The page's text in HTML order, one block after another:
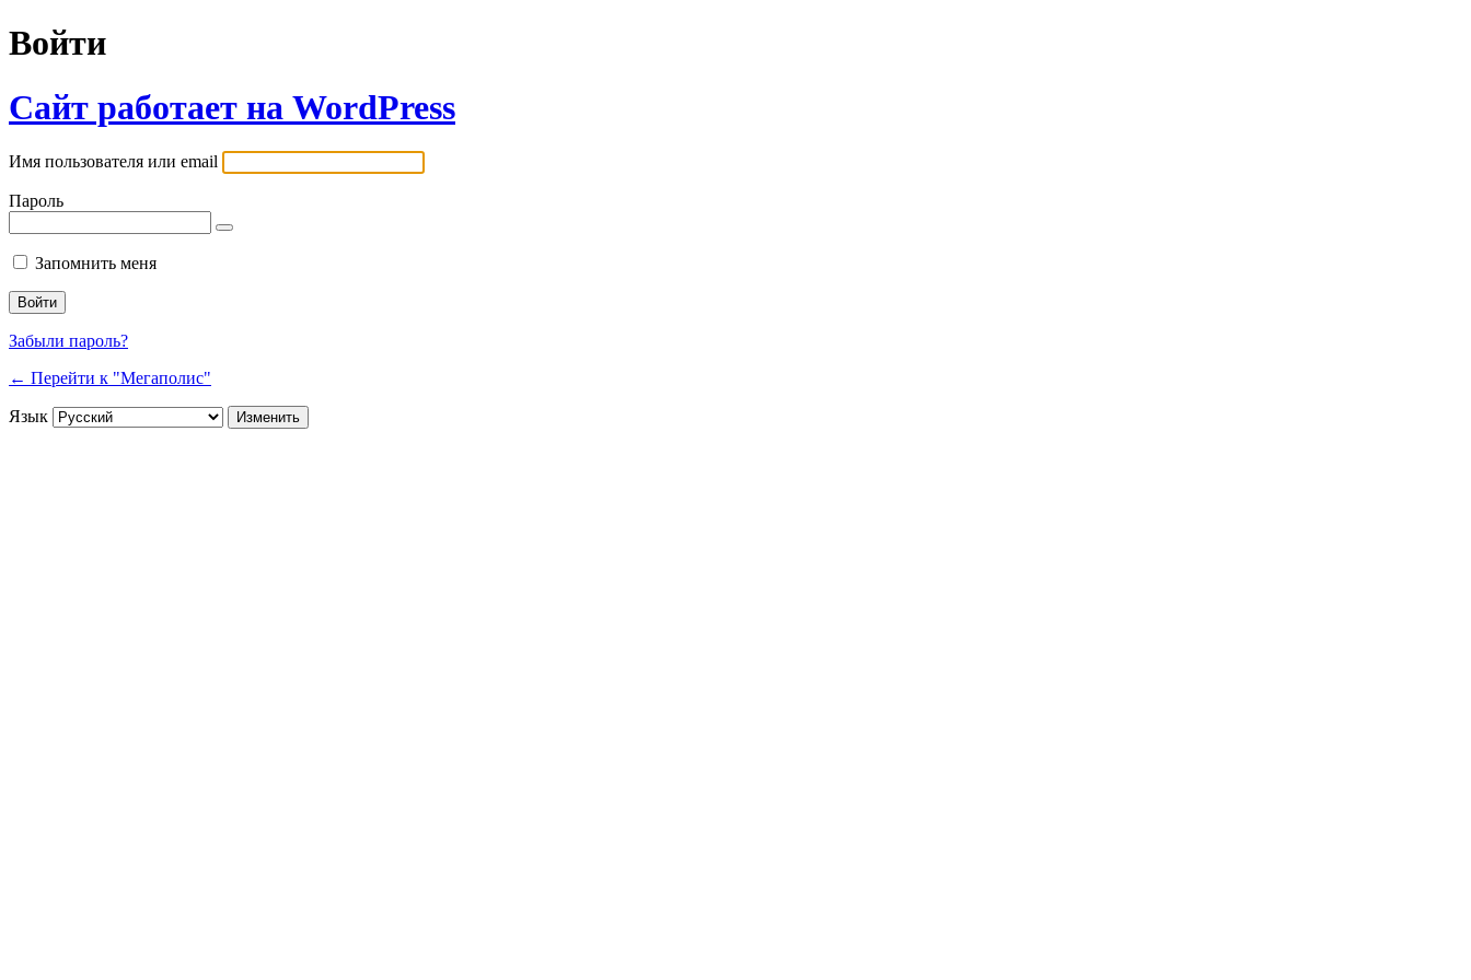
Войти
Сайт работает на WordPress
Имя пользователя или email
Пароль
Запомнить меня
Забыли пароль?
← Перейти к "Мегаполис"
Язык